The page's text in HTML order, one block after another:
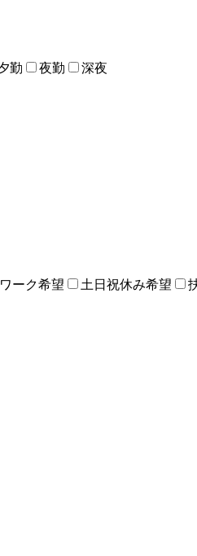
勤 夜勤 深夜
ーク希望 土日祝休み希望